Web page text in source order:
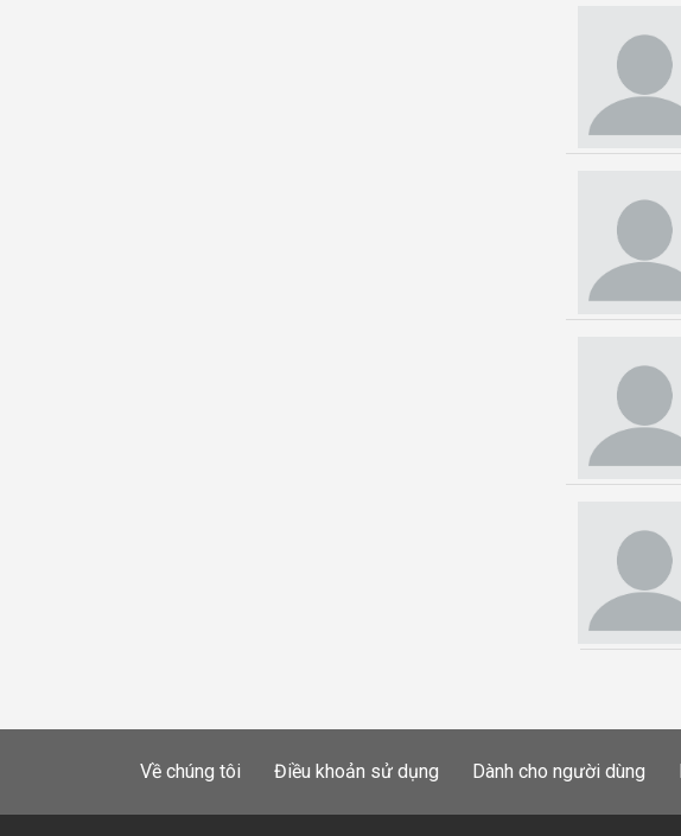
Về chúng tôi Điều khoản sử dụng Dành cho người dùng